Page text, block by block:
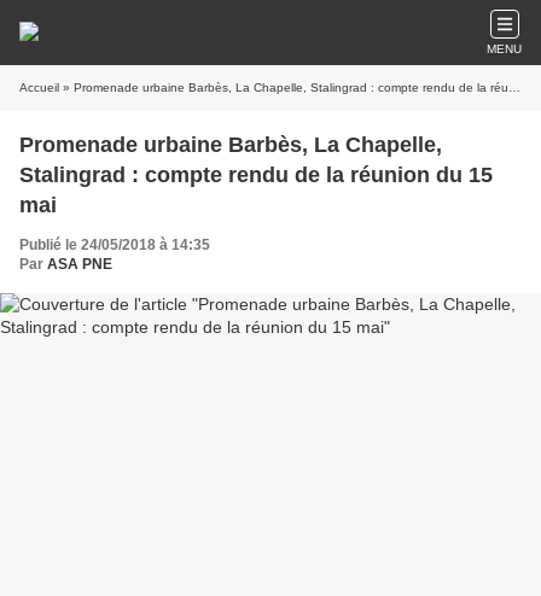
MENU
Accueil » Promenade urbaine Barbès, La Chapelle, Stalingrad : compte rendu de la réunion du 15 mai
Promenade urbaine Barbès, La Chapelle,
Stalingrad : compte rendu de la réunion du 15
mai
Publié le 24/05/2018 à 14:35
Par ASA PNE